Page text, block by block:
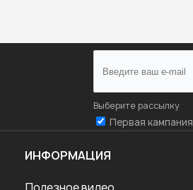
Выберите рассылку
Первая кампания
ИНФОРМАЦИЯ